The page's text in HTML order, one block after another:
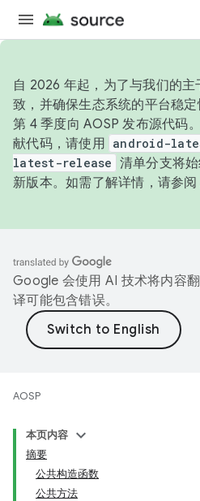
自 2026 年起，为了与我们的
致，并确保生态系统的平台稳
第 4 季度向 AOSP 发布源代码
献代码，请使用 android-
latest-release 清单分支将
新版本。如需了解详情，请参阅
Google 会使用 AI 技术将内容
译可能包含错误。
AOSP
本页内容
摘要
公共构造函数
公共方法